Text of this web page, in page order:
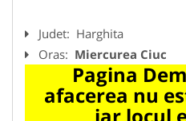
Judet: Harghita
Oras: Miercurea Ciuc
Pagina
afacerea nu
iar locul